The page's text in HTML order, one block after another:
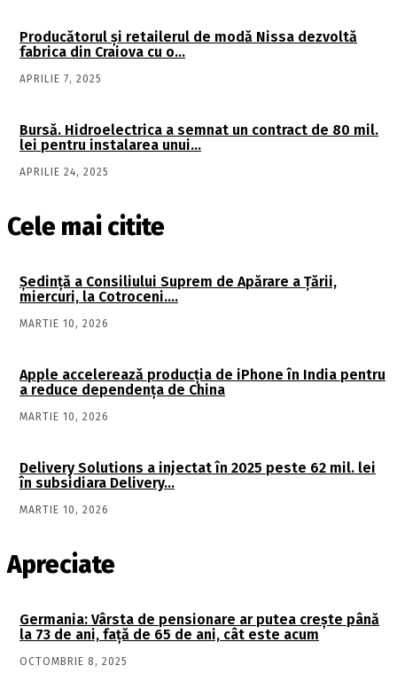
Producătorul şi retailerul de modă Nissa dezvoltă
fabrica din Craiova cu o…
APRILIE 7, 2025
Bursă. Hidroelectrica a semnat un contract de 80 mil.
lei pentru instalarea unui…
APRILIE 24, 2025
Cele mai citite
Şedinţă a Consiliului Suprem de Apărare a Ţării,
miercuri, la Cotroceni….
MARTIE 10, 2026
Apple accelerează producția de iPhone în India pentru
a reduce dependența de China
MARTIE 10, 2026
Delivery Solutions a injectat în 2025 peste 62 mil. lei
în subsidiara Delivery…
MARTIE 10, 2026
Apreciate
Germania: Vârsta de pensionare ar putea crește până
la 73 de ani, față de 65 de ani, cât este acum
OCTOMBRIE 8, 2025